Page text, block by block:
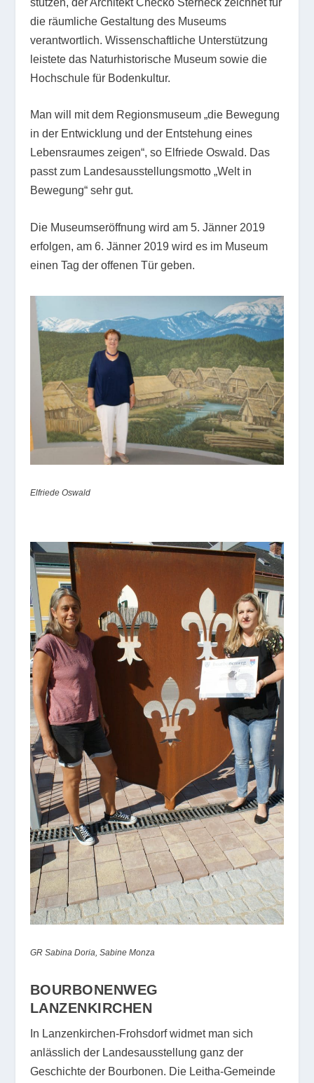
die räumliche Gestaltung des Museums
verantwortlich. Wissenschaftliche Unterstützung
leistete das Naturhistorische Museum sowie die
Hochschule für Bodenkultur.
Man will mit dem Regionsmuseum „die Bewegung
in der Entwicklung und der Entstehung eines
Lebensraumes zeigen“, so Elfriede Oswald. Das
passt zum Landesausstellungsmotto „Welt in
Bewegung“ sehr gut.
Die Museumseröffnung wird am 5. Jänner 2019
erfolgen, am 6. Jänner 2019 wird es im Museum
einen Tag der offenen Tür geben.
Elfriede Oswald
GR Sabina Doria, Sabine Monza
BOURBONENWEG
LANZENKIRCHEN
In Lanzenkirchen-Frohsdorf widmet man sich
anlässlich der Landesausstellung ganz der
Geschichte der Bourbonen. Die Leitha-Gemeinde